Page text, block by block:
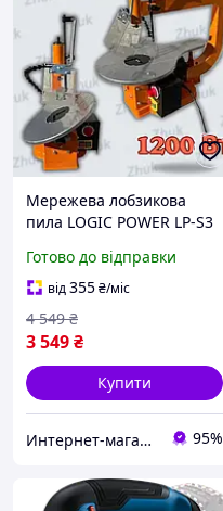
Мережева лобзикова
пила LOGIC POWER LP-S3
фігурного випікання
Готово до відправки
від355₴/міс
3 549₴
4 549 ₴
Купити
Интернет-магазин Zhuk 95%